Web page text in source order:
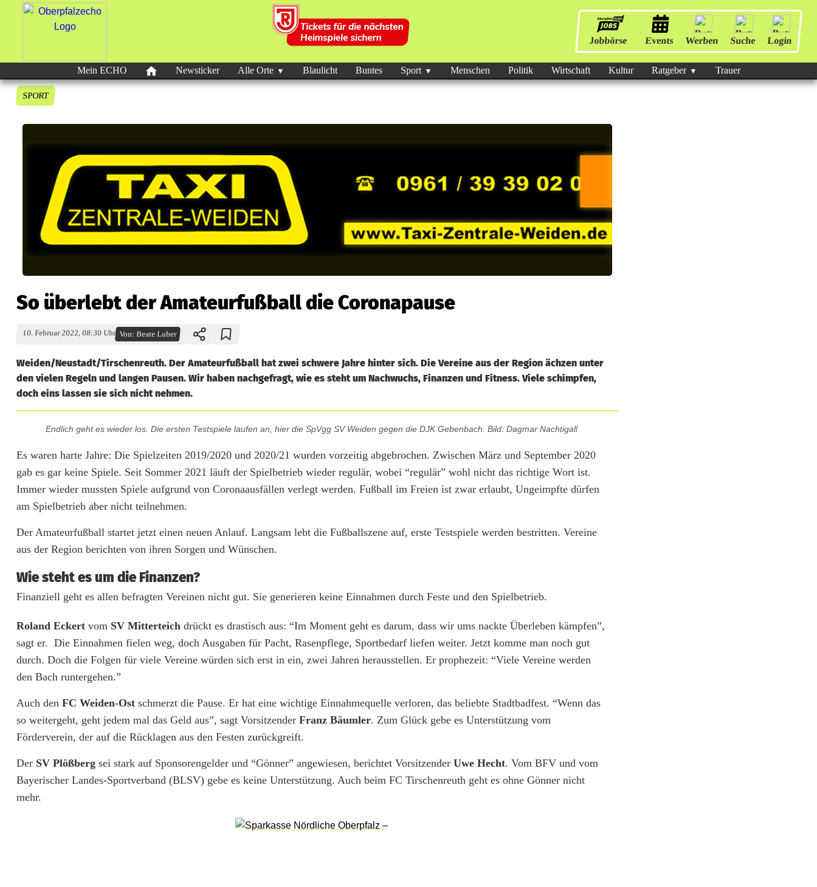
Jobbörse Events Werben Suche Login
Mein ECHO Newsticker Alle Orte Blaulicht Buntes Sport Menschen Politik Wirtschaft Kultur Ratgeber Trauer
SPORT
So überlebt der Amateurfußball die Coronapause
10. Februar 2022, 08:30 Uhr Von:Beate Luber
Weiden/Neustadt/Tirschenreuth. Der Amateurfußball hat zwei schwere Jahre hinter sich. Die Vereine aus der Region ächzen unter
den vielen Regeln und langen Pausen. Wir haben nachgefragt, wie es steht um Nachwuchs, Finanzen und Fitness. Viele schimpfen,
doch eins lassen sie sich nicht nehmen.
o
ü
b
e
r
l
e
b
t
d
r
A
m
a
t
Endlich geht es wieder los. Die ersten Testspiele laufen an, hier die SpVgg SV Weiden gegen die DJK Gebenbach. Bild: Dagmar Nachtigall
Es waren harte Jahre: Die Spielzeiten 2019/2020 und 2020/21 wurden vorzeitig abgebrochen. Zwischen März und September 2020
gab es gar keine Spiele. Seit Sommer 2021 läuft der Spielbetrieb wieder regulär, wobei “regulär” wohl nicht das richtige Wort ist.
Immer wieder mussten Spiele aufgrund von Coronaausfällen verlegt werden. Fußball im Freien ist zwar erlaubt, Ungeimpfte dürfen
am Spielbetrieb aber nicht teilnehmen.
Der Amateurfußball startet jetzt einen neuen Anlauf. Langsam lebt die Fußballszene auf, erste Testspiele werden bestritten. Vereine
aus der Region berichten von ihren Sorgen und Wünschen.
Wie steht es um die Finanzen?
Finanziell geht es allen befragten Vereinen nicht gut. Sie generieren keine Einnahmen durch Feste und den Spielbetrieb.
Roland Eckert vom SV Mitterteich drückt es drastisch aus: “Im Moment geht es darum, dass wir ums nackte Überleben kämpfen”,
sagt er. Die Einnahmen fielen weg, doch Ausgaben für Pacht, Rasenpflege, Sportbedarf liefen weiter. Jetzt komme man noch gut
durch. Doch die Folgen für viele Vereine würden sich erst in ein, zwei Jahren herausstellen. Er prophezeit: “Viele Vereine werden
den Bach runtergehen.”
Auch den FC Weiden-Ost schmerzt die Pause. Er hat eine wichtige Einnahmequelle verloren, das beliebte Stadtbadfest. “Wenn das
so weitergeht, geht jedem mal das Geld aus”, sagt Vorsitzender Franz Bäumler. Zum Glück gebe es Unterstützung vom
Förderverein, der auf die Rücklagen aus den Festen zurückgreift.
Der SV Plößberg sei stark auf Sponsorengelder und “Gönner” angewiesen, berichtet Vorsitzender Uwe Hecht. Vom BFV und vom
Bayerischer Landes-Sportverband (BLSV) gebe es keine Unterstützung. Auch beim FC Tirschenreuth geht es ohne Gönner nicht
mehr.